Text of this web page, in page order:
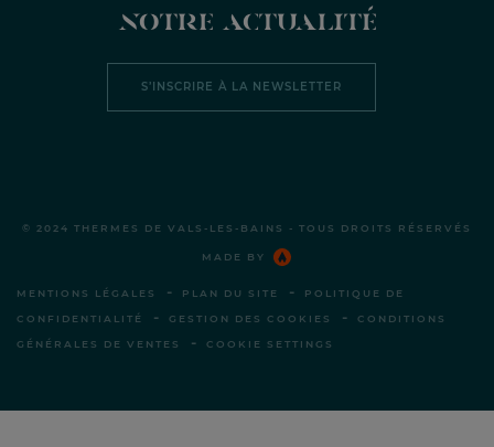
notre actualité
S’INSCRIRE À LA NEWSLETTER
© 2024 THERMES DE VALS-LES-BAINS - TOUS DROITS RÉSERVÉS
MADE BY
MENTIONS LÉGALES - PLAN DU SITE - POLITIQUE DE
CONFIDENTIALITÉ - GESTION DES COOKIES - CONDITIONS
GÉNÉRALES DE VENTES - COOKIE SETTINGS